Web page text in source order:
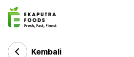
Kembali